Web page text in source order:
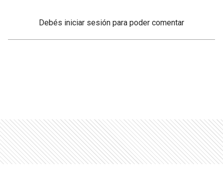
Debés iniciar sesión para poder comentar